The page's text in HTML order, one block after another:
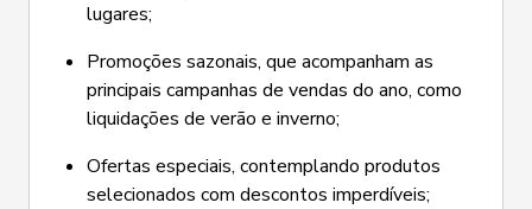
lugares;
Promoções sazonais, que acompanham as
principais campanhas de vendas do ano, como
liquidações de verão e inverno;
Ofertas especiais, contemplando produtos
selecionados com descontos imperdíveis;